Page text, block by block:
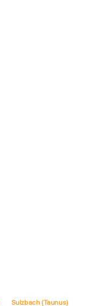
Sulzbach (Taunus)